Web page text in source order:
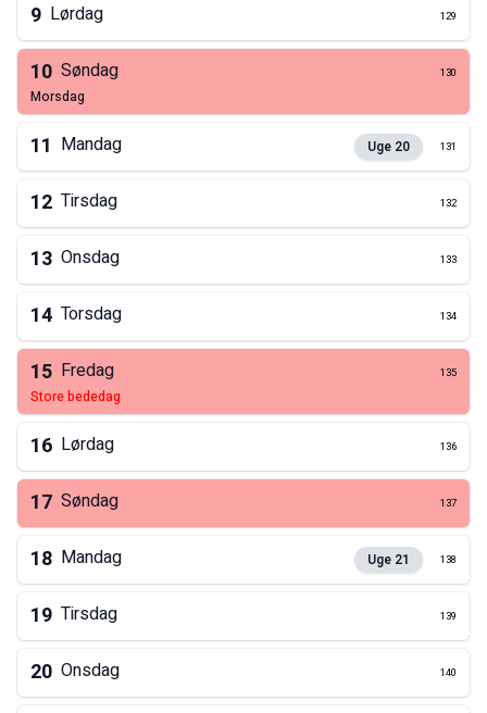
9 Lørdag 129
10 Søndag 130
morsdag
11 Mandag Uge 20 131
12 Tirsdag 132
13 Onsdag 133
14 Torsdag 134
15 Fredag 135
store bededag
16 Lørdag 136
17 Søndag 137
18 Mandag Uge 21 138
19 Tirsdag 139
20 Onsdag 140